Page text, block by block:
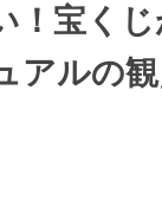
！宝く
アルの